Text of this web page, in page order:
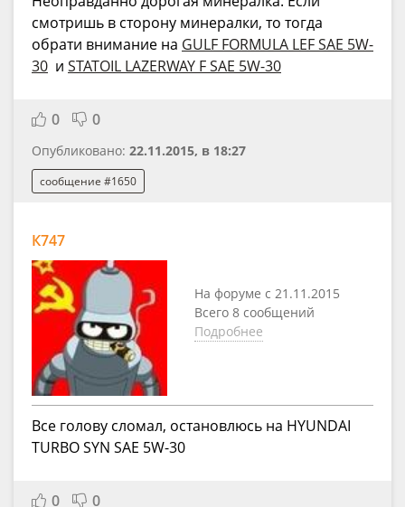
смотришь в сторону минералки, то тогда
обрати внимание на GULF FORMULA LEF SAE 5W-
30 и STATOIL LAZERWAY F SAE 5W-30
0 0
Опубликовано: 22.11.2015, в 18:27
сообщение #1650
К747
На форуме с 21.11.2015
Всего 8 сообщений
Подробнее
Все голову сломал, остановлюсь на HYUNDAI
TURBO SYN SAE 5W-30
0 0